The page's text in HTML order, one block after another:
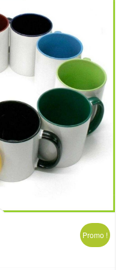
Promo !